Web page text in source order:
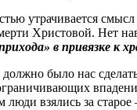
утрачивается
Христовой. Нет
в привязке к
было нас
люди взялись за